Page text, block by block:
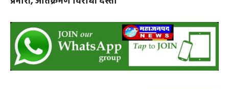
सकता है। जिसकी शिकायत भी बार-बार मिल रही थी, ऐसे में इस
होटल को सील करने की कार्रवाई की गई है। –प्रमिल शर्मा,
प्रभारी, अतिक्रमण विरोधी दस्ता